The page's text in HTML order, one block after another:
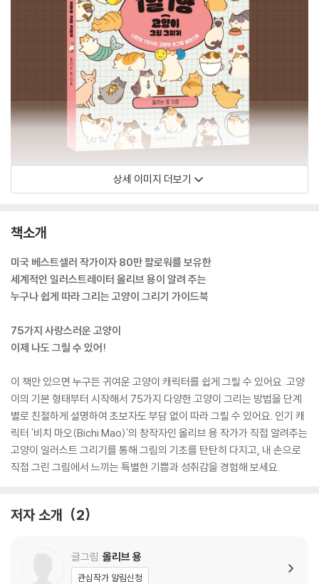
상세 이미지 더보기
책소개
미국 베스트셀러 작가이자 80만 팔로워를 보유한
세계적인 일러스트레이터 올리브 용이 알려 주는
누구나 쉽게 따라 그리는 고양이 그리기 가이드북
75가지 사랑스러운 고양이
이제 나도 그릴 수 있어!
이 책만 있으면 누구든 귀여운 고양이 캐릭터를 쉽게 그릴 수 있어요. 고양
이의 기본 형태부터 시작해서 75가지 다양한 고양이 그리는 방법을 단계
별로 친절하게 설명하여 초보자도 부담 없이 따라 그릴 수 있어요. 인기 캐
릭터 '비치 마오(Bichi Mao)'의 창작자인 올리브 용 작가가 직접 알려주는
고양이 일러스트 그리기를 통해 그림의 기초를 탄탄히 다지고, 내 손으로
직접 그린 그림에서 느끼는 특별한 기쁨과 성취감을 경험해 보세요.
저자 소개 2
글그림 올리브 용
관심작가 알림신청